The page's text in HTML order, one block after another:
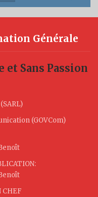
Générale
Sans Passion
(GOVCom)
CHEF